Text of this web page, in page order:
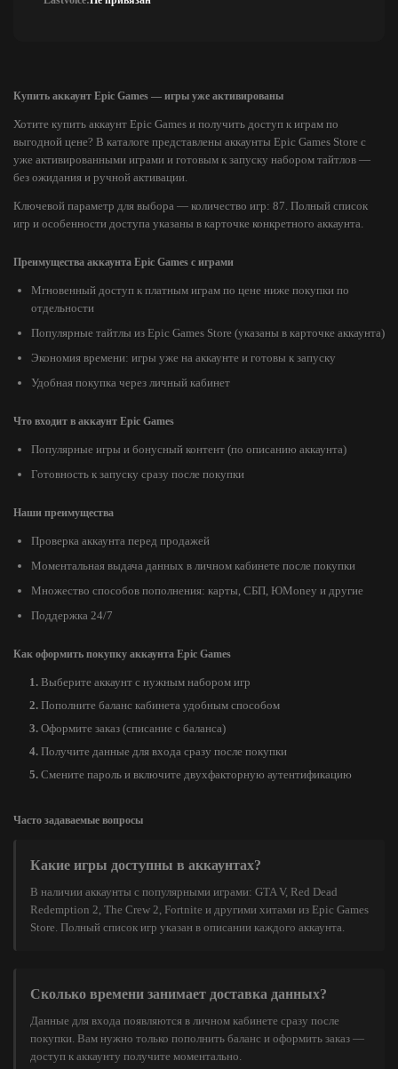
Купить аккаунт Epic Games — игры уже активированы
Хотите купить аккаунт Epic Games и получить доступ к играм по
выгодной цене? В каталоге представлены аккаунты Epic Games Store с
уже активированными играми и готовым к запуску набором тайтлов —
без ожидания и ручной активации.
Ключевой параметр для выбора — количество игр: 87. Полный список
игр и особенности доступа указаны в карточке конкретного аккаунта.
Преимущества аккаунта Epic Games с играми
Мгновенный доступ к платным играм по цене ниже покупки по
отдельности
Популярные тайтлы из Epic Games Store (указаны в карточке аккаунта)
Экономия времени: игры уже на аккаунте и готовы к запуску
Удобная покупка через личный кабинет
Что входит в аккаунт Epic Games
Популярные игры и бонусный контент (по описанию аккаунта)
Готовность к запуску сразу после покупки
Наши преимущества
Проверка аккаунта перед продажей
Моментальная выдача данных в личном кабинете после покупки
Множество способов пополнения: карты, СБП, ЮMoney и другие
Поддержка 24/7
Как оформить покупку аккаунта Epic Games
Выберите аккаунт с нужным набором игр
Пополните баланс кабинета удобным способом
Оформите заказ (списание с баланса)
Получите данные для входа сразу после покупки
Смените пароль и включите двухфакторную аутентификацию
Часто задаваемые вопросы
Какие игры доступны в аккаунтах?
В наличии аккаунты с популярными играми: GTA V, Red Dead
Redemption 2, The Crew 2, Fortnite и другими хитами из Epic Games
Store. Полный список игр указан в описании каждого аккаунта.
Сколько времени занимает доставка данных?
Данные для входа появляются в личном кабинете сразу после
покупки. Вам нужно только пополнить баланс и оформить заказ —
доступ к аккаунту получите моментально.